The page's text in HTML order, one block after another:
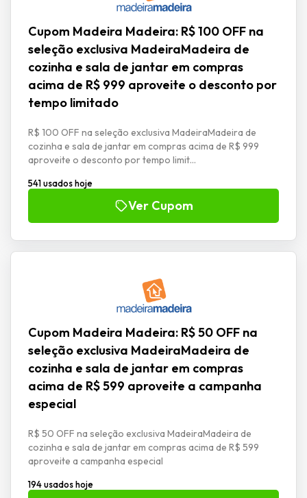
Cupom Madeira Madeira: R$ 100 OFF na
seleção exclusiva MadeiraMadeira de
cozinha e sala de jantar em compras
acima de R$ 999 aproveite o desconto por
tempo limitado
R$ 100 OFF na seleção exclusiva MadeiraMadeira de
cozinha e sala de jantar em compras acima de R$ 999
aproveite o desconto por tempo limit...
541 usados hoje
Ver Cupom
Cupom Madeira Madeira: R$ 50 OFF na
seleção exclusiva MadeiraMadeira de
cozinha e sala de jantar em compras
acima de R$ 599 aproveite a campanha
especial
R$ 50 OFF na seleção exclusiva MadeiraMadeira de
cozinha e sala de jantar em compras acima de R$ 599
aproveite a campanha especial
194 usados hoje